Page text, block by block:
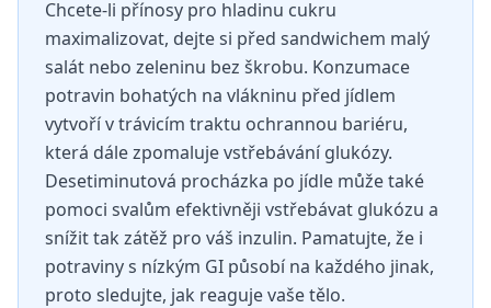
Chcete-li přínosy pro hladinu cukru
maximalizovat, dejte si před sandwichem malý
salát nebo zeleninu bez škrobu. Konzumace
potravin bohatých na vlákninu před jídlem
vytvoří v trávicím traktu ochrannou bariéru,
která dále zpomaluje vstřebávání glukózy.
Desetiminutová procházka po jídle může také
pomoci svalům efektivněji vstřebávat glukózu a
snížit tak zátěž pro váš inzulin. Pamatujte, že i
potraviny s nízkým GI působí na každého jinak,
proto sledujte, jak reaguje vaše tělo.